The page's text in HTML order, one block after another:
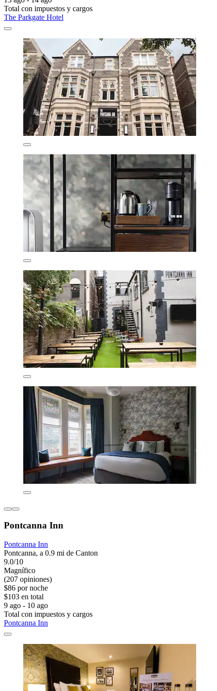
Total con impuestos y cargos
The Parkgate Hotel
Pontcanna Inn
Pontcanna Inn
Pontcanna, a 0.9 mi de Canton
9.0/10
Magnífico
(207 opiniones)
$86 por noche
$103 en total
9 ago - 10 ago
Total con impuestos y cargos
Pontcanna Inn